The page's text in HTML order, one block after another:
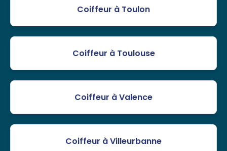
Coiffeur à Toulon
Coiffeur à Toulouse
Coiffeur à Valence
Coiffeur à Villeurbanne